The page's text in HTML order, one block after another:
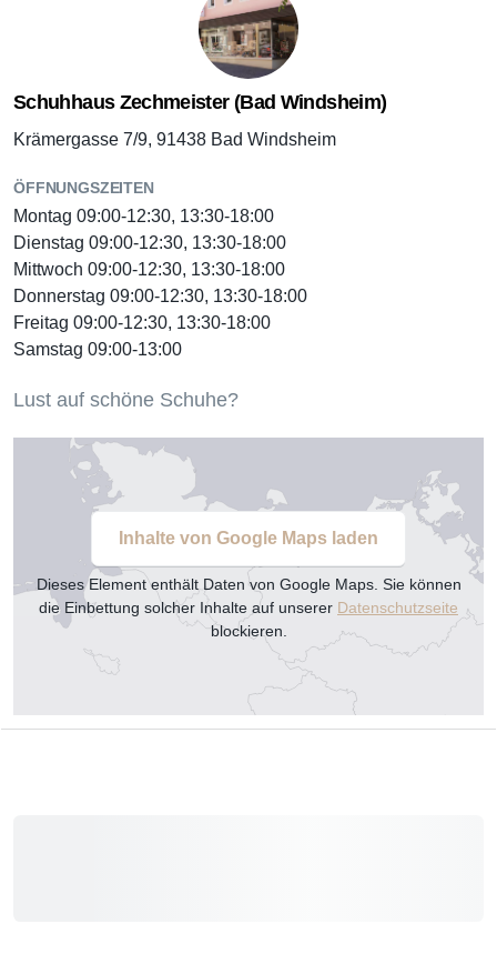
Schuhhaus Zechmeister (Bad Windsheim)
Krämergasse 7/9, 91438 Bad Windsheim
ÖFFNUNGSZEITEN
Montag 09:00-12:30, 13:30-18:00
Dienstag 09:00-12:30, 13:30-18:00
Mittwoch 09:00-12:30, 13:30-18:00
Donnerstag 09:00-12:30, 13:30-18:00
Freitag 09:00-12:30, 13:30-18:00
Samstag 09:00-13:00
Lust auf schöne Schuhe?
Inhalte von Google Maps laden
Dieses Element enthält Daten von Google Maps. Sie können
die Einbettung solcher Inhalte auf unserer Datenschutzseite
blockieren.